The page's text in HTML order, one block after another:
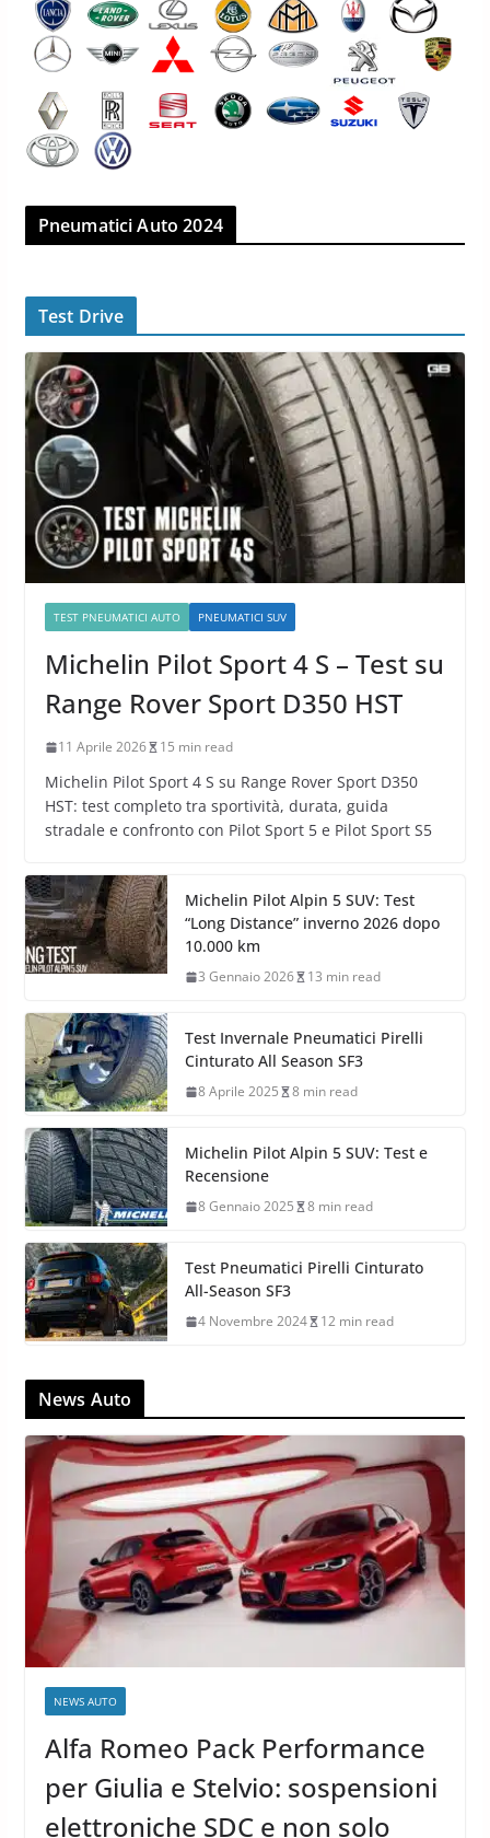
Pneumatici Auto 2024
Test Drive
TEST PNEUMATICI AUTO PNEUMATICI SUV
Michelin Pilot Sport 4 S – Test su
Range Rover Sport D350 HST
11 Aprile 2026 15 min read
Michelin Pilot Sport 4 S su Range Rover Sport D350
HST: test completo tra sportività, durata, guida
stradale e confronto con Pilot Sport 5 e Pilot Sport S5
Michelin Pilot Alpin 5 SUV: Test
“Long Distance” inverno 2026 dopo
10.000 km
3 Gennaio 2026 13 min read
Test Invernale Pneumatici Pirelli
Cinturato All Season SF3
8 Aprile 2025 8 min read
Michelin Pilot Alpin 5 SUV: Test e
Recensione
8 Gennaio 2025 8 min read
Test Pneumatici Pirelli Cinturato
All-Season SF3
4 Novembre 2024 12 min read
News Auto
NEWS AUTO
Alfa Romeo Pack Performance
per Giulia e Stelvio: sospensioni
elettroniche SDC e non solo